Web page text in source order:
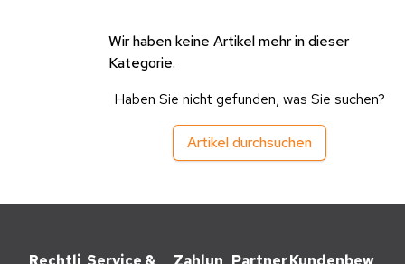
Wir haben keine Artikel mehr in dieser
Kategorie.
Haben Sie nicht gefunden, was Sie suchen?
Artikel durchsuchen